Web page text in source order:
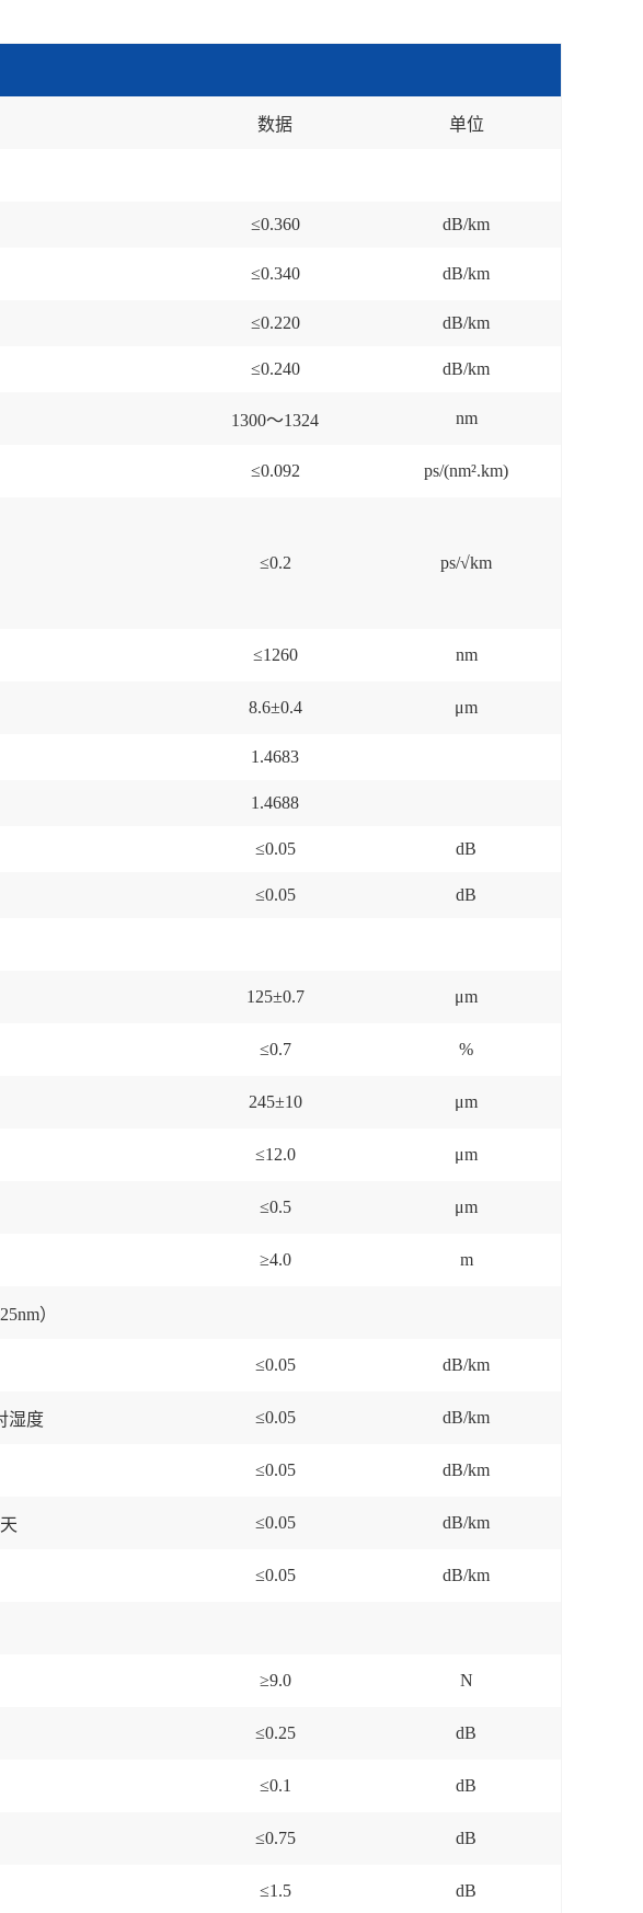
数据 单位
≤0.360 dB/km
≤0.340 dB/km
≤0.220 dB/km
≤0.240 dB/km
1300～1324 nm
≤0.092 ps/(nm².km)
≤0.2 ps/√km
≤1260 nm
8.6±0.4 μm
1.4683
1.4688
≤0.05 dB
≤0.05 dB
125±0.7 μm
≤0.7 %
245±10 μm
≤12.0 μm
≤0.5 μm
≥4.0 m
）
≤0.05 dB/km
湿度 ≤0.05 dB/km
≤0.05 dB/km
≤0.05 dB/km
≤0.05 dB/km
≥9.0 N
≤0.25 dB
≤0.1 dB
≤0.75 dB
≤1.5 dB